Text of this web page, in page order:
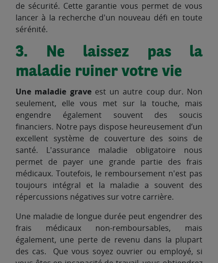
de sécurité. Cette garantie vous permet de vous
lancer à la recherche d'un nouveau défi en toute
sérénité.
3. Ne laissez pas la
maladie ruiner votre vie
Une maladie graveest un autre coup dur. Non
seulement, elle vous met sur la touche, mais
engendre également souvent des soucis
financiers. Notre pays dispose heureusement d’un
excellent système de couverture des soins de
santé. L'assurance maladie obligatoire nous
permet de payer une grande partie des frais
médicaux. Toutefois, le remboursement n'est pas
toujours intégral et la maladie a souvent des
répercussions négatives sur votre carrière.
Une maladie de longue durée peut engendrer des
frais médicaux non-remboursables, mais
également, une perte de revenu dans la plupart
des cas. Que vous soyez ouvrier ou employé, si